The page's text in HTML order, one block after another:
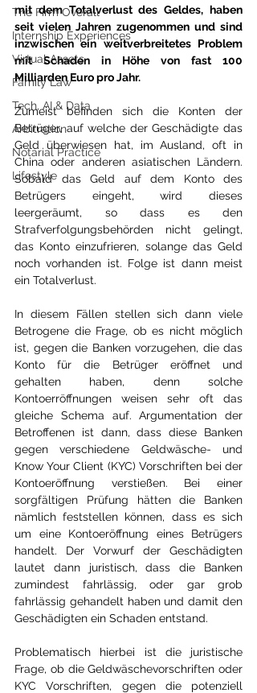
The Firm Overall
Internship Experiences
Virtual Assets
Family Law
Tech, AI & Data
Arbitration
Notarial Practice
Lifestyle
mit dem Totalverlust des Geldes, haben
seit vielen Jahren zugenommen und sind
inzwischen ein weitverbreitetes Problem
mit Schaden in Höhe von fast 100
Milliarden Euro pro Jahr.
Zumeist befinden sich die Konten der
Betrüger, auf welche der Geschädigte das
Geld überwiesen hat, im Ausland, oft in
China oder anderen asiatischen Ländern.
Sobald das Geld auf dem Konto des
Betrügers eingeht, wird dieses
leergeräumt, so dass es den
Strafverfolgungsbehörden nicht gelingt,
das Konto einzufrieren, solange das Geld
noch vorhanden ist. Folge ist dann meist
ein Totalverlust.
In diesem Fällen stellen sich dann viele
Betrogene die Frage, ob es nicht möglich
ist, gegen die Banken vorzugehen, die das
Konto für die Betrüger eröffnet und
gehalten haben, denn solche
Kontoerröffnungen weisen sehr oft das
gleiche Schema auf. Argumentation der
Betroffenen ist dann, dass diese Banken
gegen verschiedene Geldwäsche- und
Know Your Client (KYC) Vorschriften bei der
Kontoeröffnung verstießen. Bei einer
sorgfältigen Prüfung hätten die Banken
nämlich feststellen können, dass es sich
um eine Kontoeröffnung eines Betrügers
handelt. Der Vorwurf der Geschädigten
lautet dann juristisch, dass die Banken
zumindest fahrlässig, oder gar grob
fahrlässig gehandelt haben und damit den
Geschädigten ein Schaden entstand.
Problematisch hierbei ist die juristische
Frage, ob die Geldwäschevorschriften oder
KYC Vorschriften, gegen die potenziell